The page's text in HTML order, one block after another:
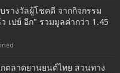
รางวัลผู้โชคดี จากกิจกรรม
เปย์ อีก" รวมมูลค่ากว่า 1.45
ตลาดยานยนต์ไทย สวนทาง